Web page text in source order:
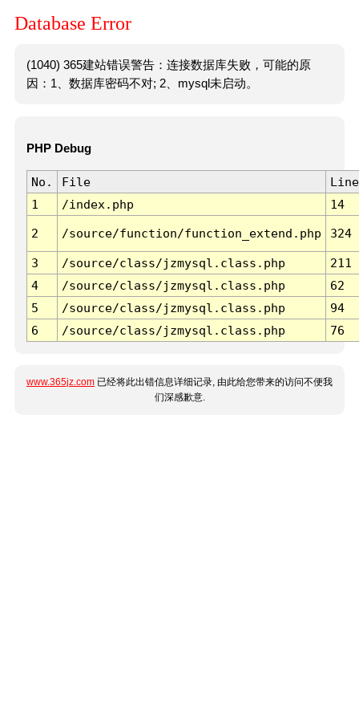
Database Error
(1040) 365建站错误警告：连接数据库失败，可能的原
因：1、数据库密码不对; 2、mysql未启动。
PHP Debug
No. File
Line
1
/index.php 14
2 /source/function/function_extend.php 324
3 /source/class/jzmysql.class.php
211
4
/source/class/jzmysql.class.php
62
5
/source/class/jzmysql.class.php
94
6
/source/class/jzmysql.class.php 76
www.365jz.com 已经将此出错信息详细记录, 由此给您带来的访问不便我
们深感歉意.